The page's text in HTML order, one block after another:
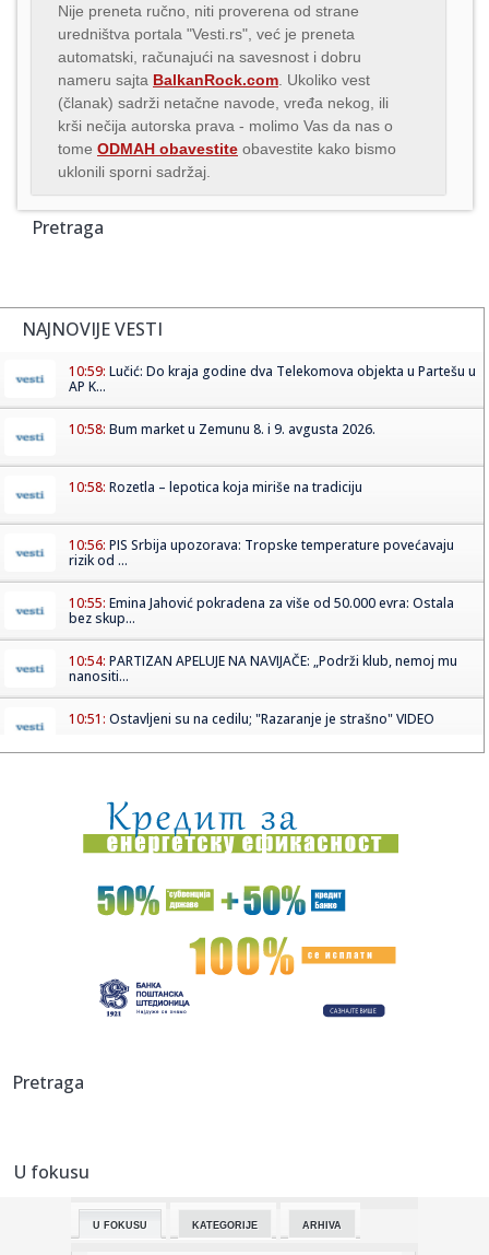
Nije preneta ručno, niti proverena od strane
uredništva portala "Vesti.rs", već je preneta
automatski, računajući na savesnost i dobru
nameru sajta BalkanRock.com . Ukoliko vest
(članak) sadrži netačne navode, vređa nekog, ili
krši nečija autorska prava - molimo Vas da nas o
tome ODMAH obavestite obavestite kako bismo
uklonili sporni sadržaj.
Pretraga
NAJNOVIJE VESTI
10:59: Lučić: Do kraja godine dva Telekomova objekta u Partešu u
AP K...
10:58: Bum market u Zemunu 8. i 9. avgusta 2026.
10:58: Rozetla – lepotica koja miriše na tradiciju
10:56: PIS Srbija upozorava: Tropske temperature povećavaju
rizik od ...
10:55: Emina Jahović pokradena za više od 50.000 evra: Ostala
bez skup...
10:54: PARTIZAN APELUJE NA NAVIJAČE: „Podrži klub, nemoj mu
nanositi...
10:51: Ostavljeni su na cedilu; "Razaranje je strašno" VIDEO
10:50:Nemce brine dron sa eksplozivom na aerodromu Lajpcig
10:50:Izmena trasa gradskih autobusa zbog proslave Svetog
Pantelejmona
Svađe u Zvezdama Granda su iscenirane! Miša Mijatović
10:49:Muzej u Čereviću ne radi dve godine nakon renoviranja:
letnje...
10:47:
10:47:
Zoran Milanović provocira Beograd: "'Oluja' je bila
Pretraga
U fokusu
U FOKUSU KATEGORIJE ARHIVA